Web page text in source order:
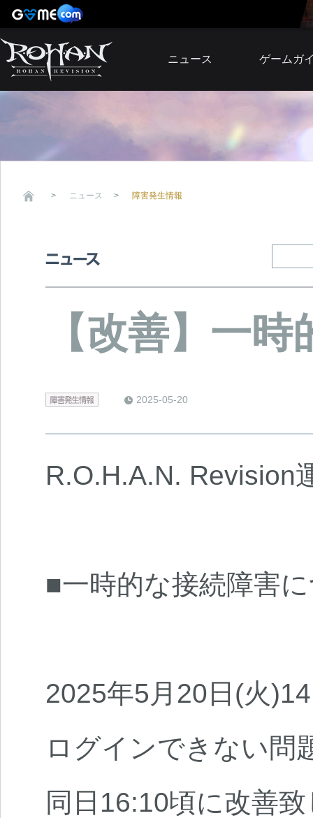
ニュース
アップデート
ゲームガ
ニュース 障害発生情報
【改善】一
2025-05-20
R.O.H.A.N. Revision
■一時的な接続障害
2025年5月20日(火
ログインできない問
同日16:10頃に改善